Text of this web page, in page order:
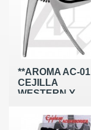
**AROMA AC-01
CEJILLA
WESTERN Y